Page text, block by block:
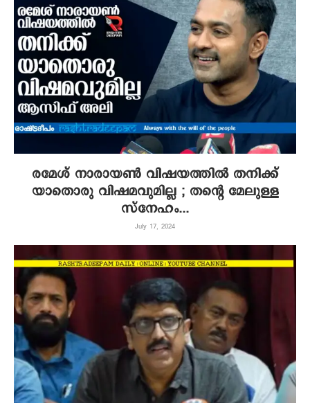
രമേശ് നാരായണ്‍ വിഷയത്തില്‍ തനിക്ക്
യാതൊരു വിഷമവുമില്ല ; തന്റെ മേലുള്ള
സ്‌നേഹം...
July 17, 2024